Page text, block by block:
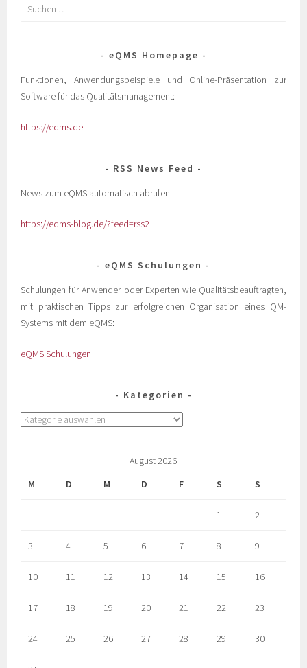
eQMS Homepage
Funktionen, Anwendungsbeispiele und Online-Präsentation zur
Software für das Qualitätsmanagement:
https://eqms.de
RSS News Feed
News zum eQMS automatisch abrufen:
https://eqms-blog.de/?feed=rss2
eQMS Schulungen
Schulungen für Anwender oder Experten wie Qualitätsbeauftragten,
mit praktischen Tipps zur erfolgreichen Organisation eines QM-
Systems mit dem eQMS:
eQMS Schulungen
Kategorien
August 2026
M
D M D F S S
1 2
3 4 5 6 7 8 9
10 11 12 13 14 15 16
17 18 19 20 21 22 23
24 25 26 27 28 29 30